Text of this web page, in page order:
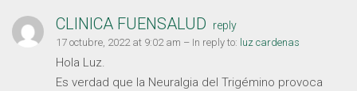
CLINICA FUENSALUD reply
17 octubre, 2022 at 9:02 am – In reply to: luz cardenas
Hola Luz.
Es verdad que la Neuralgia del Trigémino provoca